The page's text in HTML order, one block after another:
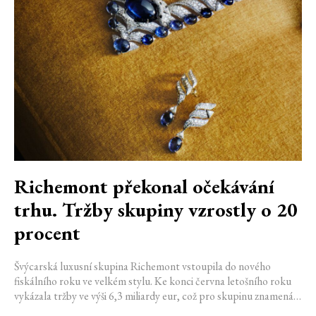
Richemont překonal očekávání
trhu. Tržby skupiny vzrostly o 20
procent
Švýcarská luxusní skupina Richemont vstoupila do nového
fiskálního roku ve velkém stylu. Ke konci června letošního roku
vykázala tržby ve výši 6,3 miliardy eur, což pro skupinu znamená